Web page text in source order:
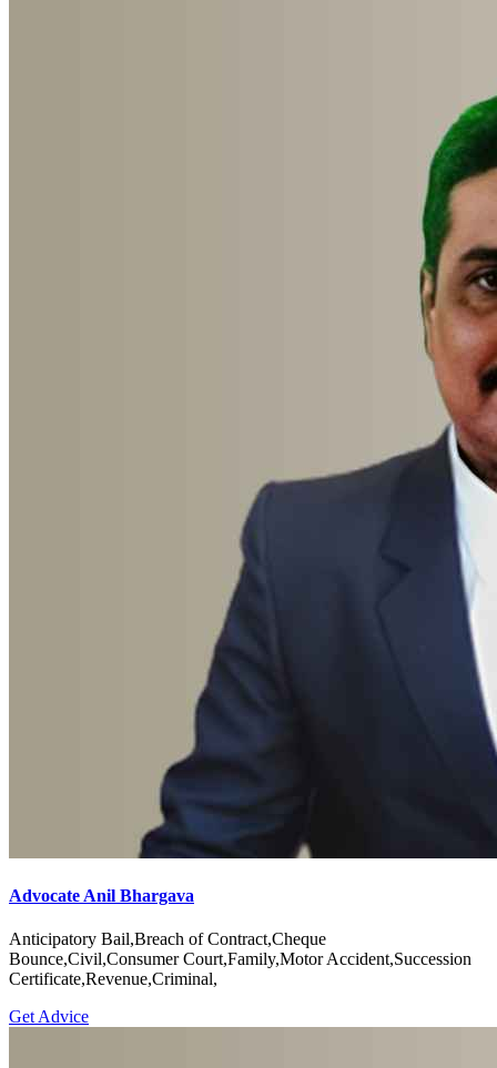
Advocate Anil Bhargava
Anticipatory Bail,Breach of Contract,Cheque
Bounce,Civil,Consumer Court,Family,Motor Accident,Succession
Certificate,Revenue,Criminal,
Get Advice